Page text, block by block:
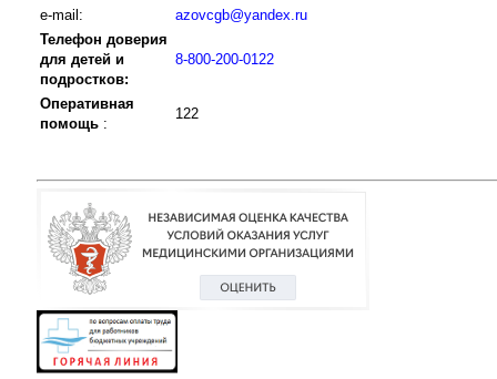
e-mail:
azovcgb@yandex.ru
Телефон доверия
для детей и
подростков:
8-800-200-0122
Оперативная
помощь :
122